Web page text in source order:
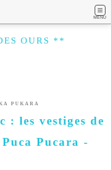
MENU
OURS **
PUKARA
: les vestiges de
Pucara -